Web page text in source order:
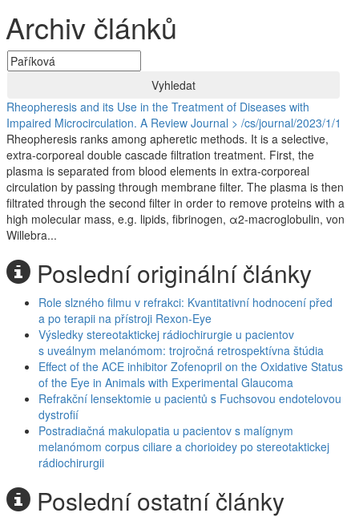
Archiv článků
Vyhledat
Rheopheresis and its Use in the Treatment of Diseases with
Impaired Microcirculation. A Review Journal > /cs/journal/2023/1/1
Rheopheresis ranks among apheretic methods. It is a selective,
extra-corporeal double cascade filtration treatment. First, the
plasma is separated from blood elements in extra-corporeal
circulation by passing through membrane filter. The plasma is then
filtrated through the second filter in order to remove proteins with a
high molecular mass, e.g. lipids, fibrinogen, α2-macroglobulin, von
Willebra...
Poslední originální články
Role slzného filmu v refrakci: Kvantitativní hodnocení před
a po terapii na přístroji Rexon-Eye
Výsledky stereotaktickej rádiochirurgie u pacientov
s uveálnym melanómom: trojročná retrospektívna štúdia
Effect of the ACE inhibitor Zofenopril on the Oxidative Status
of the Eye in Animals with Experimental Glaucoma
Refrakční lensektomie u pacientů s Fuchsovou endotelovou
dystrofií
Postradiačná makulopatia u pacientov s malígnym
melanómom corpus ciliare a chorioidey po stereotaktickej
rádiochirurgii
Poslední ostatní články